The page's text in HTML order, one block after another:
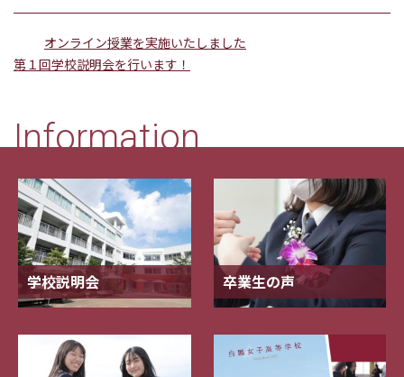
オンライン授業を実施いたしました
第１回学校説明会を行います！
Information
学校説明会 卒業生の声